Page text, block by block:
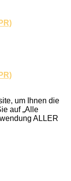
um Ihnen die
auf „Alle
ALLER